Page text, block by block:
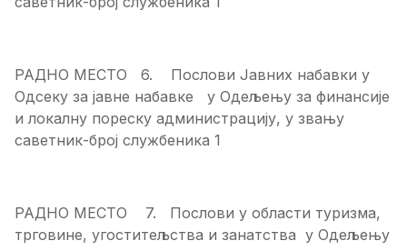
РАДНО МЕСТО 6. Послови Јавних набавки у
Одсеку за јавне набавке у Одељењу за финансије
и локалну пореску администрацију, у звању
саветник-број службеника 1
РАДНО МЕСТО 7. Послови у области туризма,
трговине, угоститељства и занатства у Одељењу